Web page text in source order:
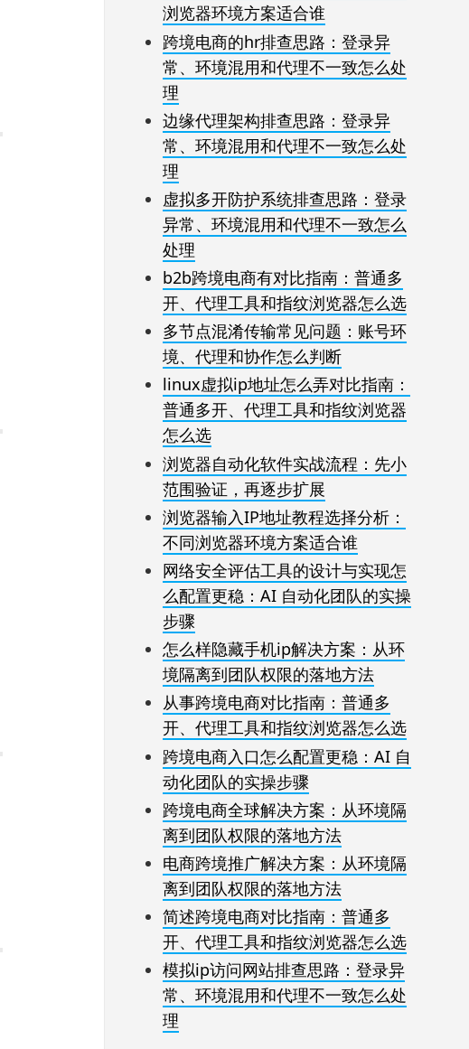
浏览器环境方案适合谁
跨境电商的hr排查思路：登录异
常、环境混用和代理不一致怎么处
理
边缘代理架构排查思路：登录异
常、环境混用和代理不一致怎么处
理
虚拟多开防护系统排查思路：登录
异常、环境混用和代理不一致怎么
处理
b2b跨境电商有对比指南：普通多
开、代理工具和指纹浏览器怎么选
多节点混淆传输常见问题：账号环
境、代理和协作怎么判断
linux虚拟ip地址怎么弄对比指南：
普通多开、代理工具和指纹浏览器
怎么选
浏览器自动化软件实战流程：先小
范围验证，再逐步扩展
浏览器输入IP地址教程选择分析：
不同浏览器环境方案适合谁
网络安全评估工具的设计与实现怎
么配置更稳：AI 自动化团队的实操
步骤
怎么样隐藏手机ip解决方案：从环
境隔离到团队权限的落地方法
从事跨境电商对比指南：普通多
开、代理工具和指纹浏览器怎么选
跨境电商入口怎么配置更稳：AI 自
动化团队的实操步骤
跨境电商全球解决方案：从环境隔
离到团队权限的落地方法
电商跨境推广解决方案：从环境隔
离到团队权限的落地方法
简述跨境电商对比指南：普通多
开、代理工具和指纹浏览器怎么选
模拟ip访问网站排查思路：登录异
常、环境混用和代理不一致怎么处
理